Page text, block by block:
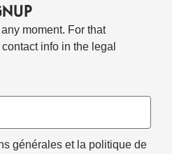
moment. For that
info in the legal
générales et la politique de